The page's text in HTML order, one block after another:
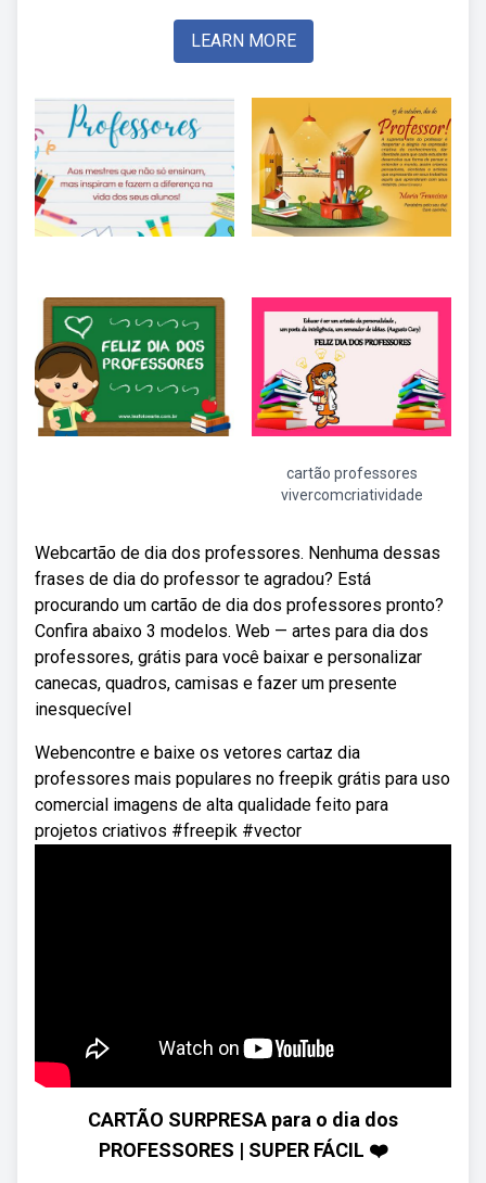
LEARN MORE
cartão professores
vivercomcriatividade
Webcartão de dia dos professores. Nenhuma dessas
frases de dia do professor te agradou? Está
procurando um cartão de dia dos professores pronto?
Confira abaixo 3 modelos. Web — artes para dia dos
professores, grátis para você baixar e personalizar
canecas, quadros, camisas e fazer um presente
inesquecível
Webencontre e baixe os vetores cartaz dia
professores mais populares no freepik grátis para uso
comercial imagens de alta qualidade feito para
projetos criativos #freepik #vector
CARTÃO SURPRESA para o dia dos
PROFESSORES | SUPER FÁCIL ❤️